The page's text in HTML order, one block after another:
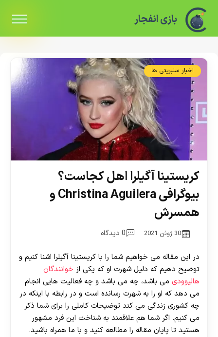
بازی انفجار
اخبار سلبریتی ها
کریستینا آگیلرا اهل کجاست؟
بیوگرافی Christina Aguilera و
همسرش
30 ژوئن 2021 0 دیدگاه
در این مقاله می خواهیم شما را با کریستینا آگیلرا اشنا کنیم و
توضیح دهیم که دلیل شهرت او که یکی از خوانندگان
هالیوودی می باشد، چه می باشد و چه فعالیت هایی انجام
می دهد که او را به شهرت رسانده است و در رابطه با اینکه در
چه کشوری زندگی می کند توضیحات کاملی را برای شما ذکر
می کنیم. اگر شما هم علاقمند به شناخت این فرد مشهور
هستید تا پایان مقاله را مطالعه کنید و با ما‌ همراه باشید.